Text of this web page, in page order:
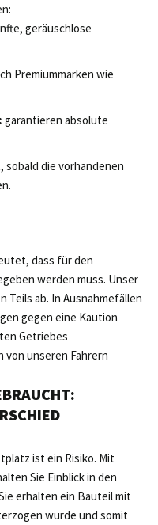
geräuschlose
Premiummarken wie
garantieren absolute
die vorhandenen
dass für den
werden muss. Unser
Teils ab. In Ausnahmefällen
gegen eine Kaution
Getriebes
unseren Fahrern
ist ein Risiko. Mit
Sie Einblick in den
erhalten ein Bauteil mit
wurde und somit